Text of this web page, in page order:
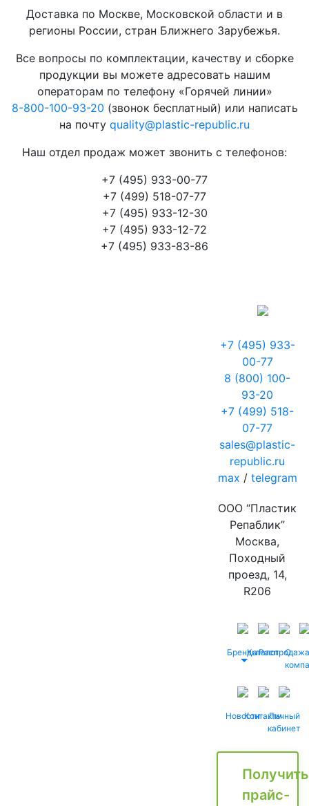
Доставка по Москве, Московской области и в
регионы России, стран Ближнего Зарубежья.
Все вопросы по комплектации, качеству и сборке
продукции вы можете адресовать нашим
операторам по телефону «Горячей линии»
8-800-100-93-20 (звонок бесплатный) или написать
на почту quality@plastic-republic.ru
Наш отдел продаж может звонить с телефонов:
+7 (495) 933-00-77
+7 (499) 518-07-77
+7 (495) 933-12-30
+7 (495) 933-12-72
+7 (495) 933-83-86
+7 (495) 933-
00-77
8 (800) 100-
93-20
+7 (499) 518-
07-77
sales@plastic-
republic.ru
max / telegram
ООО “Пластик
Репаблик”
Москва,
Походный
проезд, 14,
R206
БрендыКаталог
Распродажа
О
НовостиКонтактыЛичный
кабинет
Получить
прайс-